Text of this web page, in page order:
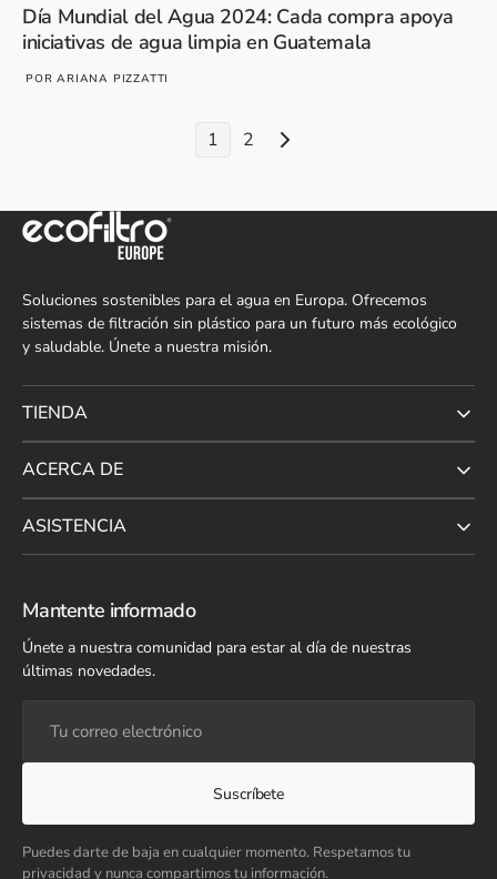
Día Mundial del Agua 2024: Cada compra apoya
iniciativas de agua limpia en Guatemala
POR ARIANA PIZZATTI
1 2
Soluciones sostenibles para el agua en Europa. Ofrecemos
sistemas de filtración sin plástico para un futuro más ecológico
y saludable. Únete a nuestra misión.
TIENDA
ACERCA DE
ASISTENCIA
Mantente informado
Únete a nuestra comunidad para estar al día de nuestras
últimas novedades.
correo
electrónico
Suscríbete
Puedes darte de baja en cualquier momento. Respetamos tu
privacidad y nunca compartimos tu información.